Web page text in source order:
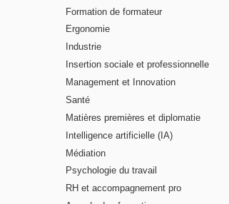
Formation de formateur
Ergonomie
Industrie
Insertion sociale et professionnelle
Management et Innovation
Santé
Matières premières et diplomatie
Intelligence artificielle (IA)
Médiation
Psychologie du travail
RH et accompagnement pro